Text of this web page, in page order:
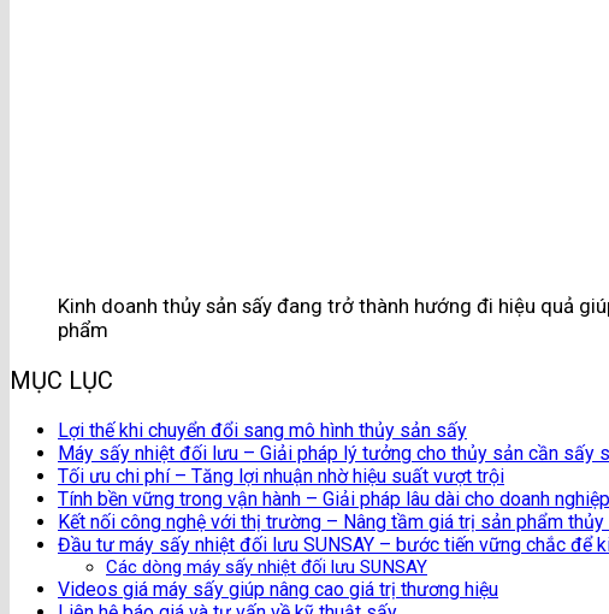
Kinh doanh thủy sản sấy đang trở thành hướng đi hiệu quả
phẩm
MỤC LỤC
Lợi thế khi chuyển đổi sang mô hình thủy sản sấy
Máy sấy nhiệt đối lưu – Giải pháp lý tưởng cho thủy sản cần sấy
Tối ưu chi phí – Tăng lợi nhuận nhờ hiệu suất vượt trội
Tính bền vững trong vận hành – Giải pháp lâu dài cho doanh
Kết nối công nghệ với thị trường – Nâng tầm giá trị sản phẩm
Đầu tư máy sấy nhiệt đối lưu SUNSAY – bước tiến vững chắc để
Các dòng máy sấy nhiệt đối lưu SUNSAY
Videos giá máy sấy giúp nâng cao giá trị thương hiệu